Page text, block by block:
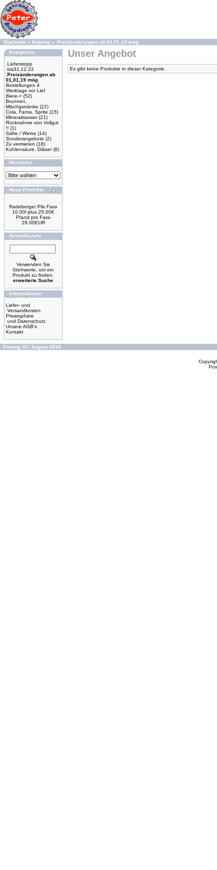
Startseite » Katalog »
.Preisänderungen ab 01,01,19 mög
Kategorien
.Lieferstopp
.bis31.12.22
.Preisänderungen ab
01,01,19 mög
Bestellungen 4
Werktage vor Lief
Biere-> (52)
Brunnen,
Mischgetränke (22)
Cola, Fanta, Sprite (15)
Mineralwasser(21)
Rücknahme von Vollgut
!! (1)
Säfte / Weine (14)
Sonderangebote (2)
Zu vermieten (18)
Kohlensäure, Gläser(8)
Hersteller
Neue Produkte
Radeberger Pils Fass
10.00l plus 25.00€
Pfand pro Fass
29.00EUR
Schnellsuche
Verwenden Sie
Stichworte, um ein
Produkt zu finden.
erweiterte Suche
Informationen
Liefer- und
Versandkosten
Privatsphäre
und Datenschutz
Unsere AGB's
Kontakt
Unser Angebot
Es gibt keine Produkte in dieser Kategorie.
Freitag, 07. August 2026